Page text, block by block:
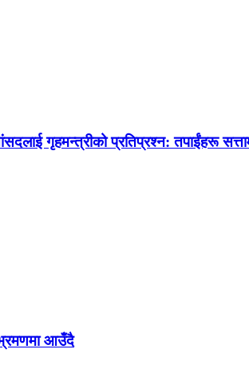
गृहमन्त्रीको प्रतिप्रश्न: तपाईंहरू
आउँदै